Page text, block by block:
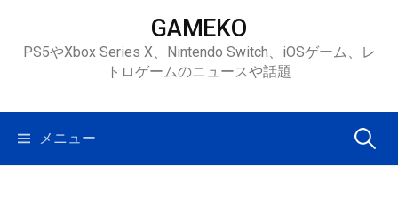
ツ
ス
GAMEKO
PS5やXbox Series X、Nintendo Switch、iOSゲーム、レ
トロゲームのニュースや話題
メニュー 検